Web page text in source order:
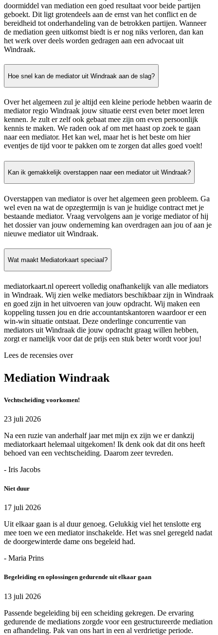
doormiddel van mediation een goed resultaat voor beide partijen
geboekt. Dit ligt grotendeels aan de ernst van het conflict en de
bereidheid tot onderhandeling van de betrokken partijen. Wanneer
de mediation geen uitkomst biedt is er nog niks verloren, dan kan
het werk over deels worden gedragen aan een advocaat uit
Windraak.
Hoe snel kan de mediator uit Windraak aan de slag?
Over het algemeen zul je altijd een kleine periode hebben waarin de
mediator regio Windraak jouw situatie eerst even beter moet leren
kennen. Je zult er zelf ook gebaat mee zijn om even persoonlijk
kennis te maken. We raden ook af om met haast op zoek te gaan
naar een mediator. Het kan wel, maar het is het beste om hier
eventjes de tijd voor te pakken om te zorgen dat alles goed voelt!
Kan ik gemakkelijk overstappen naar een mediator uit Windraak?
Overstappen van mediator is over het algemeen geen probleem. Ga
wel even na wat de opzegtermijn is van je huidige contract met je
bestaande mediator. Vraag vervolgens aan je vorige mediator of hij
het dossier van jouw onderneming kan overdragen aan jou of aan je
nieuwe mediator uit Windraak.
Wat maakt Mediatorkaart speciaal?
mediatorkaart.nl opereert volledig onafhankelijk van alle mediators
in Windraak. Wij zien welke mediators beschikbaar zijn in Windraak
en goed zijn in het uitvoeren van jouw opdracht. Wij maken een
koppeling tussen jou en drie accountantskantoren waardoor er een
win-win situatie ontstaat. Deze onderlinge concurrentie van
mediators uit Windraak die jouw opdracht graag willen hebben,
zorgt er namelijk voor dat de prijs een stuk beter wordt voor jou!
Lees de recensies over
Mediation Windraak
Vechtscheiding voorkomen!
23 juli 2026
Na een ruzie van anderhalf jaar met mijn ex zijn we er dankzij
mediatorkaart helemaal uitgekomen! Ik denk ook dat dit ons heeft
behoed van een vechtscheiding. Daarom zeer tevreden.
- Iris Jacobs
Niet duur
17 juli 2026
Uit elkaar gaan is al duur genoeg. Gelukkig viel het tenslotte erg
mee toen we een mediator inschakelde. Het was snel geregeld nadat
de doorgewinterde dame ons begeleid had.
- Maria Prins
Begeleiding en oplossingen gedurende uit elkaar gaan
13 juli 2026
Passende begeleiding bij een scheiding gekregen. De ervaring
gedurende de mediations zorgde voor een gestructureerde mediation
en afhandeling. Pak van ons hart in een al verdrietige periode.